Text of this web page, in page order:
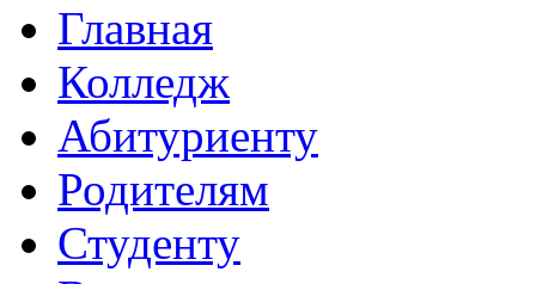
Главная
Колледж
Абитуриенту
Родителям
Студенту